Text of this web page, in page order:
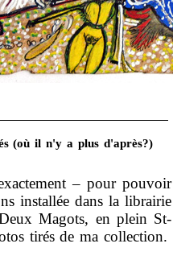
(où il n'y a plus d'après?)
– pour pouvoir
installée dans la librairie
Magots, en plein St-
tirés de ma collection.